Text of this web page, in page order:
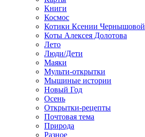
Книги
Космос
Котики Ксении Чернышовой
Коты Алексея Долотова
Лето
Люди/Дети
Маяки
Мульти-открытки
Мышиные истории
Новый Год
Осень
Открытки-рецепты
Почтовая тема
Природа
Разное